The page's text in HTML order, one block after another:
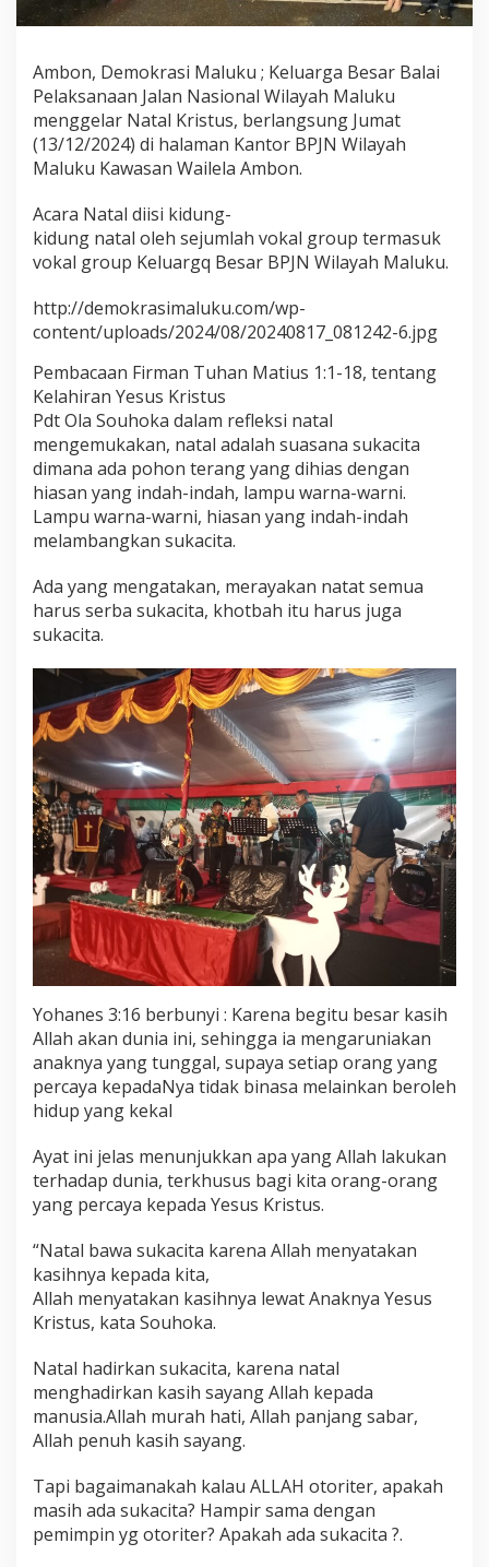
u
k
G
e
a
r
N
t
l
K
i
s
u
s
2
0
2
4
Ambon, Demokrasi Maluku ; Keluarga Besar Balai
Pelaksanaan Jalan Nasional Wilayah Maluku
menggelar Natal Kristus, berlangsung Jumat
(13/12/2024) di halaman Kantor BPJN Wilayah
Maluku Kawasan Wailela Ambon.
Acara Natal diisi kidung-
kidung natal oleh sejumlah vokal group termasuk
vokal group Keluargq Besar BPJN Wilayah Maluku.
http://demokrasimaluku.com/wp-
content/uploads/2024/08/20240817_081242-6.jpg
Pembacaan Firman Tuhan Matius 1:1-18, tentang
Kelahiran Yesus Kristus
Pdt Ola Souhoka dalam refleksi natal
mengemukakan, natal adalah suasana sukacita
dimana ada pohon terang yang dihias dengan
hiasan yang indah-indah, lampu warna-warni.
Lampu warna-warni, hiasan yang indah-indah
melambangkan sukacita.
Ada yang mengatakan, merayakan natat semua
harus serba sukacita, khotbah itu harus juga
sukacita.
Yohanes 3:16 berbunyi : Karena begitu besar kasih
Allah akan dunia ini, sehingga ia mengaruniakan
anaknya yang tunggal, supaya setiap orang yang
percaya kepadaNya tidak binasa melainkan beroleh
hidup yang kekal
Ayat ini jelas menunjukkan apa yang Allah lakukan
terhadap dunia, terkhusus bagi kita orang-orang
yang percaya kepada Yesus Kristus.
“Natal bawa sukacita karena Allah menyatakan
kasihnya kepada kita,
Allah menyatakan kasihnya lewat Anaknya Yesus
Kristus, kata Souhoka.
Natal hadirkan sukacita, karena natal
menghadirkan kasih sayang Allah kepada
manusia.Allah murah hati, Allah panjang sabar,
Allah penuh kasih sayang.
Tapi bagaimanakah kalau ALLAH otoriter, apakah
masih ada sukacita? Hampir sama dengan
pemimpin yg otoriter? Apakah ada sukacita ?.